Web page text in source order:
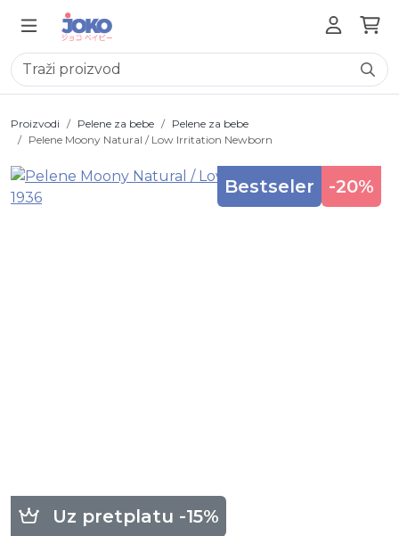
Proizvodi Pelene za bebe
Pelene za bebe
Pelene Moony Natural / Low Irritation Newborn
Bestseler -20%
Uz pretplatu -15%